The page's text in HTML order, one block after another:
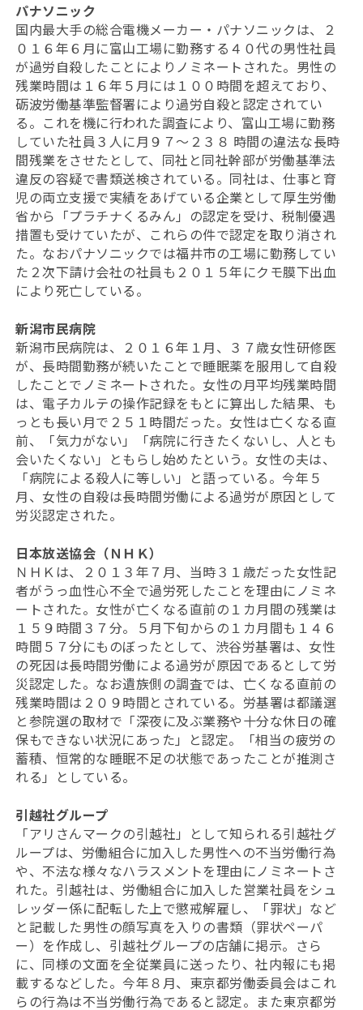
パナソニック
国内最大手の総合電機メーカー・パナソニックは、２
０１６年６月に富山工場に勤務する４０代の男性社員
が過労自殺したことによりノミネートされた。男性の
残業時間は１６年５月には１００時間を超えており、
砺波労働基準監督署により過労自殺と認定されてい
る。これを機に行われた調査により、富山工場に勤務
していた社員３人に月９７～２３８ 時間の違法な長時
間残業をさせたとして、同社と同社幹部が労働基準法
違反の容疑で書類送検されている。同社は、仕事と育
児の両立支援で実績をあげている企業として厚生労働
省から「プラチナくるみん」の認定を受け、税制優遇
措置も受けていたが、これらの件で認定を取り消され
た。なおパナソニックでは福井市の工場に勤務してい
た２次下請け会社の社員も２０１５年にクモ膜下出血
により死亡している。
新潟市民病院
新潟市民病院は、２０１６年１月、３７歳女性研修医
が、長時間勤務が続いたことで睡眠薬を服用して自殺
したことでノミネートされた。女性の月平均残業時間
は、電子カルテの操作記録をもとに算出した結果、も
っとも長い月で２５１時間だった。女性は亡くなる直
前、「気力がない」「病院に行きたくないし、人とも
会いたくない」ともらし始めたという。女性の夫は、
「病院による殺人に等しい」と語っている。今年５
月、女性の自殺は長時間労働による過労が原因として
労災認定された。
日本放送協会（ＮＨＫ）
ＮＨＫは、２０１３年７月、当時３１歳だった女性記
者がうっ血性心不全で過労死したことを理由にノミネ
ートされた。女性が亡くなる直前の１カ月間の残業は
１５９時間３７分。５月下旬からの１カ月間も１４６
時間５７分にものぼったとして、渋谷労基署は、女性
の死因は長時間労働による過労が原因であるとして労
災認定した。なお遺族側の調査では、亡くなる直前の
残業時間は２０９時間とされている。労基署は都議選
と参院選の取材で「深夜に及ぶ業務や十分な休日の確
保もできない状況にあった」と認定。「相当の疲労の
蓄積、恒常的な睡眠不足の状態であったことが推測さ
れる」としている。
引越社グループ
「アリさんマークの引越社」として知られる引越社グ
ループは、労働組合に加入した男性への不当労働行為
や、不法な様々なハラスメントを理由にノミネートさ
れた。引越社は、労働組合に加入した営業社員をシュ
レッダー係に配転した上で懲戒解雇し、「罪状」など
と記載した男性の顔写真を入りの書類（罪状ペーパ
ー）を作成し、引越社グループの店舗に掲示。さら
に、同様の文面を全従業員に送ったり、社内報にも掲
載するなどした。今年８月、東京都労働委員会はこれ
らの行為は不当労働行為であると認定。また東京都労